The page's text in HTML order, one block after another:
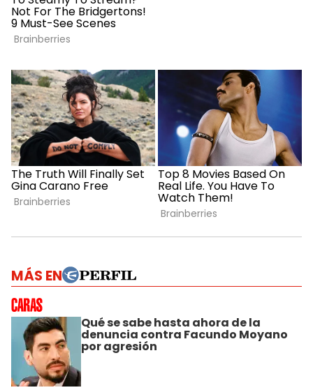
MÁS EN
Qué se sabe hasta ahora de la
denuncia contra Facundo Moyano
por agresión